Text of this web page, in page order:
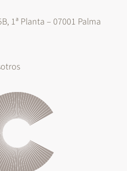
1ª Planta – 07001 Palma